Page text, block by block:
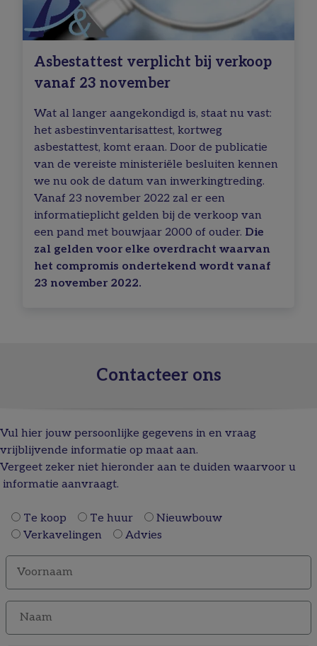
Asbestattest verplicht bij verkoop
vanaf 23 november
Wat al langer aangekondigd is, staat nu vast:
het asbestinventarisattest, kortweg
asbestattest, komt eraan. Door de publicatie
van de vereiste ministeriële besluiten kennen
we nu ook de datum van inwerkingtreding.
Vanaf 23 november 2022 zal er een
informatieplicht gelden bij de verkoop van
een pand met bouwjaar 2000 of ouder. Die
zal gelden voor elke overdracht waarvan
het compromis ondertekend wordt vanaf
23 november 2022.
Contacteer ons
Vul hier jouw persoonlijke gegevens in en vraag
vrijblijvende informatie op maat aan.
Vergeet zeker niet hieronder aan te duiden waarvoor u
informatie aanvraagt.
Te koop Te huur
Nieuwbouw
Verkavelingen
Advies